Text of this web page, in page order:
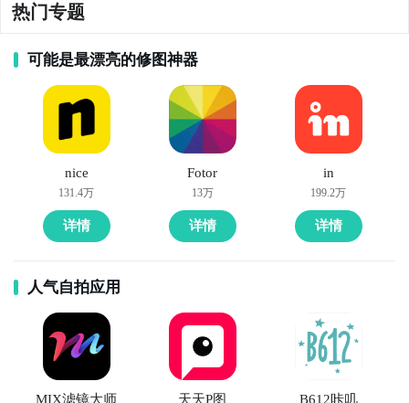
热门专题
可能是最漂亮的修图神器
nice
131.4万
详情
Fotor
13万
详情
in
199.2万
详情
人气自拍应用
MIX滤镜大师 天天P图 B612咔叽